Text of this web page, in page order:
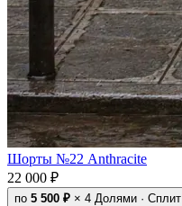
Шорты №22 Anthracite
22 000 ₽
по 5 500 ₽ × 4 Долями · Сплит